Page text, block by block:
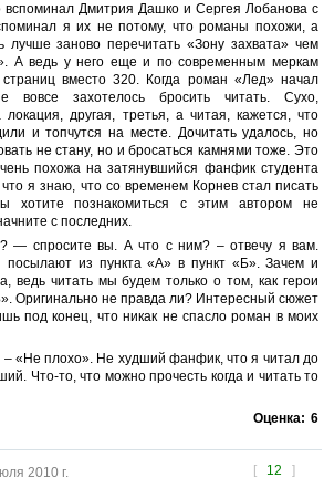
вспоминал Дмитрия Дашко и Сергея Лобанова с
я их не потому, что романы похожи, а
лучше заново перечитать «Зону захвата» чем
А ведь у него еще и по современным меркам
вместо 320. Когда роман «Лед» начал
вовсе захотелось бросить читать. Сухо,
другая, третья, а читая, кажется, что
и топчутся на месте. Дочитать удалось, но
не стану, но и бросаться камнями тоже. Это
похожа на затянувшийся фанфик студента
что я знаю, что со временем Корнев стал писать
хотите познакомиться с этим автором не
с последних.
— спросите вы. А что с ним? – отвечу я вам.
посылают из пункта «А» в пункт «Б». Зачем и
ведь читать мы будем только о том, как герои
Оригинально не правда ли? Интересный сюжет
под конец, что никак не спасло роман в моих
– «Не плохо». Не худший фанфик, что я читал до
Что-то, что можно прочесть когда и читать то
Оценка: 6
[ 12 ]
2010 г.